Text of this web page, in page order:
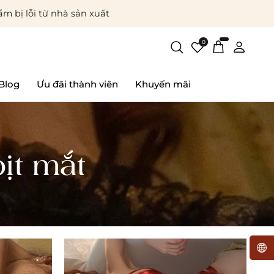
bị lỗi từ nhà sản xuất
0
Ưu đãi thành viên Khuyến mãi
mắt